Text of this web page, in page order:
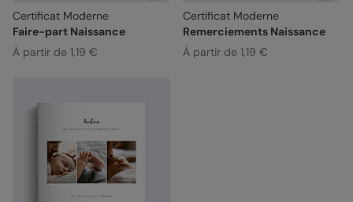
Certificat Moderne
Faire-part Naissance
À partir de 1,19 €
Certificat Moderne
Remerciements Naissance
À partir de 1,19 €